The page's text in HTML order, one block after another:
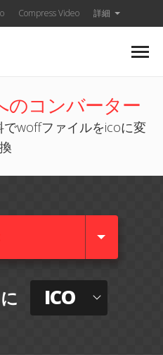
Compress Video 詳細
のコンバーター
woffファイルをicoに変
換
に ICO